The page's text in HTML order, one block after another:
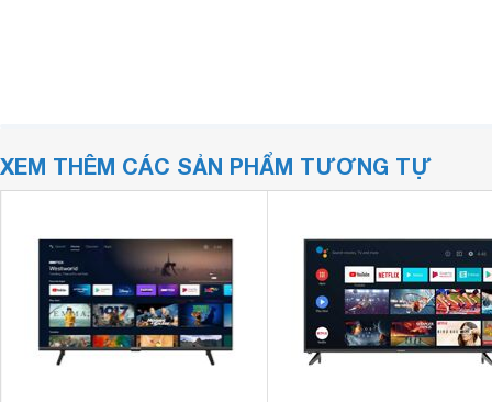
XEM THÊM CÁC SẢN PHẨM TƯƠNG TỰ